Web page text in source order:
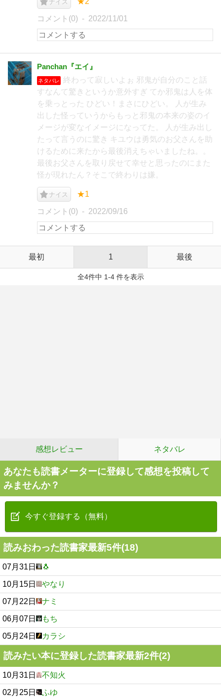
ナイス
コメント(0) 2022/11/01
Panchan『エイ』
ネタバレ
終わって寂しいよぉ 邪鬼が自分のこと話
すなんて驚きというか意外すぎ てか邪鬼は人を体
を乗っとった ひどい！まさにひどい。 人が生み
出した怪っていうからもっと邪鬼の本来の姿のイ
メージが変なイメージになってた。 人が生み出し
たって言うのに驚き キユウは勇気のお父さんを助
けるために来たから最後消えちゃいましたね。。
最後お父さんを取り戻せて幸せと思ったのにまた
怪が現れたん？そこで終わりは嫌。
ナイス ★1
コメント(0) 2022/09/16
最初 1 最後
全4件中 1-4 件を表示
感想レビュー ネタバレ
あなたも読書メーターに登録して感想を投稿して
みませんか？
今すぐ登録する（無料）
読みおわった読書家最新5件(18)
07月31日 🐧
10月15日 やなり
07月22日 ナミ
06月07日 もち
05月24日 カラシ
読みたい本に登録した読書家最新2件(2)
10月31日 不知火
02月25日 ふゆ